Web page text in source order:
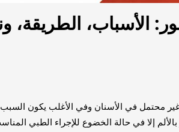
الأسباب، الطريقة،
محتمل في الأسنان وفي الأغلب يكون
إلا في حالة الخضوع للإجراء الطبي